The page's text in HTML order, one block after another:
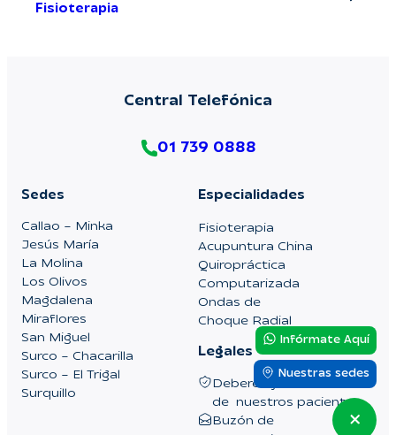
Fisioterapia
Central Telefónica
01 739 0888
Sedes
Callao – Minka
Jesús María
La Molina
Los Olivos
Magdalena
Miraflores
San Miguel
Surco – Chacarilla
Surco – El Trigal
Surquillo
Especialidades
Fisioterapia
Acupuntura China
Quiropráctica
Computarizada
Ondas de
Choque Radial
Legales
Deberes y Derechos
de nuestros pacientes
Buzón de
Infórmate Aquí
Nuestras sedes